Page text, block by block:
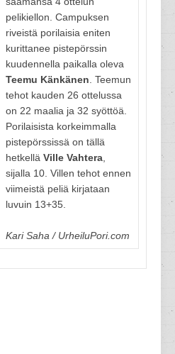
pelikiellon. Campuksen
riveistä porilaisia eniten
kurittanee pistepörssin
kuudennella paikalla oleva
Teemu Känkänen . Teemun
tehot kauden 26 ottelussa
on 22 maalia ja 32 syöttöä.
Porilaisista korkeimmalla
pistepörssissä on tällä
hetkellä Ville Vahtera
sijalla 10. Villen tehot ennen
viimeistä peliä kirjataan
luvuin 13+35.
Kari Saha / UrheiluPori.com